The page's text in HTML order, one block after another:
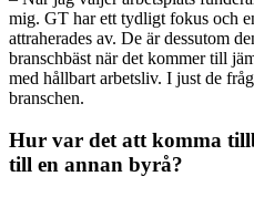
mig. GT har ett tydligt fokus och
attraherades av. De är dessutom
branschbäst när det kommer till
med hållbart arbetsliv. I just de
branschen.
Hur var det att komma
till en annan byrå?